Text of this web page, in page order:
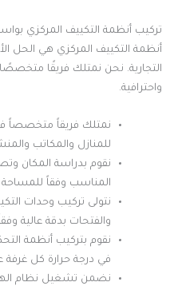
تركيب أنظمة التكييف المركزي
أنظمة التكييف المركزي هي الحل
التجارية. نحن نمتلك فريقًا
واحترافية.
نمتلك فريقاً متخصصاً
للمنازل والمكاتب
نقوم بدراسة المكان
المناسب وفقاً للمساحة
نتولى تركيب وحدات
والفتحات بدقة عالية
نقوم بتركيب أنظمة
في درجة حرارة كل غرفة
نضمن تشغيل نظام